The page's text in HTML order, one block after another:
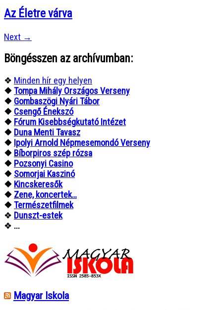
Az Életre várva
Posts
Next →
Böngésszen az archívumban:
❖ Minden hír egy helyen
❖Tompa Mihály Országos Verseny
❖ Gombaszögi Nyári Tábor
❖ Csengő Énekszó
❖ Fórum Kisebbségkutató Intézet
❖ Duna Menti Tavasz
❖ Ipolyi Arnold Népmesemondó Verseny
❖ Bíborpiros szép rózsa
❖ Pozsonyi Casino
❖ Somorjai Kaszinó
❖ Kincskeresők
❖ Zene, koncertek…
❖Természetfilmek
❖ Dunszt-estek
❖ ...
Magyar Iskola